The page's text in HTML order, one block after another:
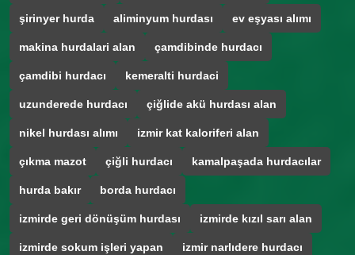
şirinyer hurda aliminyum hurdası ev eşyası alımı
makina hurdalari alan çamdibinde hurdacı
çamdibi hurdacı kemeralti hurdaci
uzunderede hurdacı çiğlide akü hurdası alan
nikel hurdası alımı izmir kat kaloriferi alan
çıkma mazot çiğli hurdacı kamalpaşada hurdacılar
hurda bakır borda hurdacı
izmirde geri dönüşüm hurdası izmirde kızıl sarı alan
izmirde sokum işleri yapan izmir narlıdere hurdacı